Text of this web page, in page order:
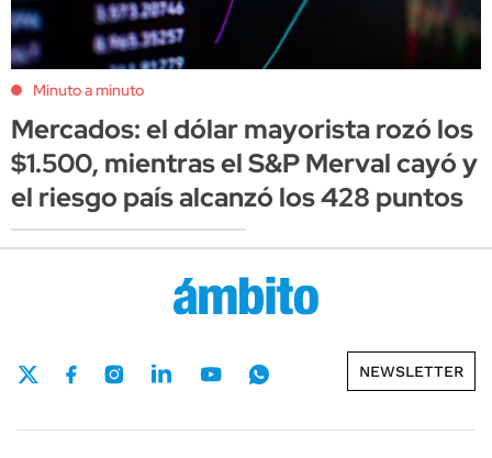
Minuto a minuto
Mercados: el dólar mayorista rozó los
$1.500, mientras el S&P Merval cayó y
el riesgo país alcanzó los 428 puntos
NEWSLETTER